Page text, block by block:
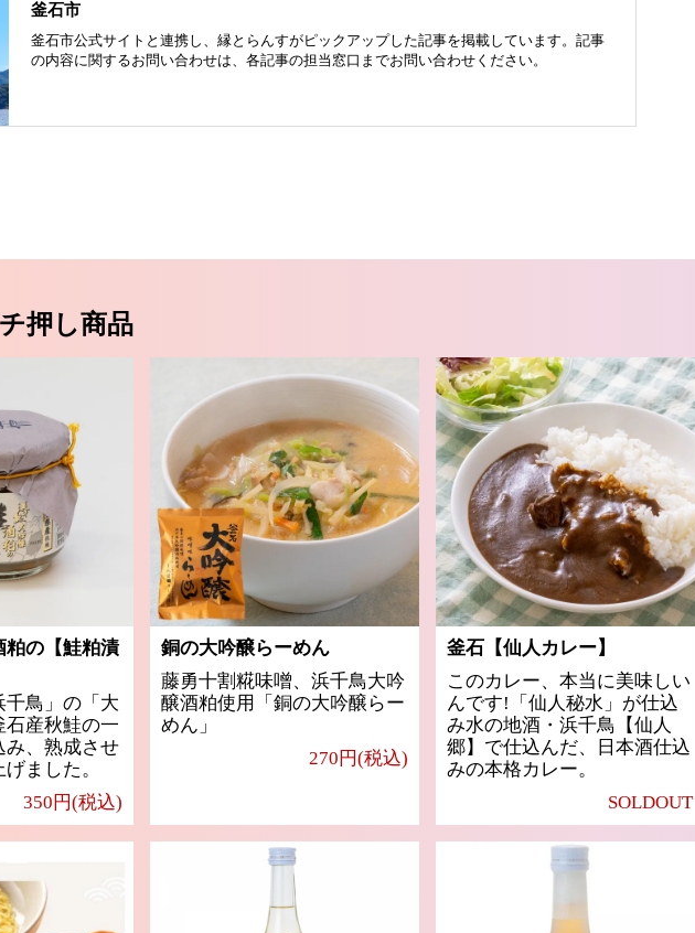
釜石市
釜石市公式サイトと連携し、縁とらんすがピックアップした記事を掲載しています。記事
の内容に関するお問い合わせは、各記事の担当窓口までお問い合わせください。
押し商品
粕の【鮭粕漬
千鳥」の「大
石産秋鮭の一
み、熟成させ
ました。
350円(税込)
銅の大吟醸らーめん
藤勇十割糀味噌、浜千鳥大吟
醸酒粕使用「銅の大吟醸らー
めん」
270円(税込)
釜石【仙人カレー】
このカレー、本当に美味しい
んです!「仙人秘水」が仕込
み水の地酒・浜千鳥【仙人
郷】で仕込んだ、日本酒仕込
みの本格カレー。
SOLDOUT